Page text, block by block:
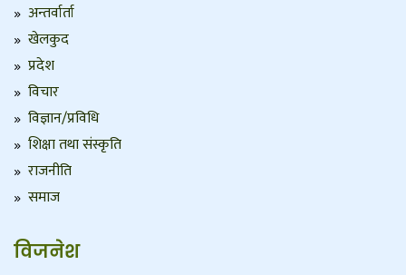
अन्तर्वार्ता
खेलकुद
प्रदेश
विचार
विज्ञान/प्रविधि
शिक्षा तथा संस्कृति
राजनीति
समाज
विजनेश